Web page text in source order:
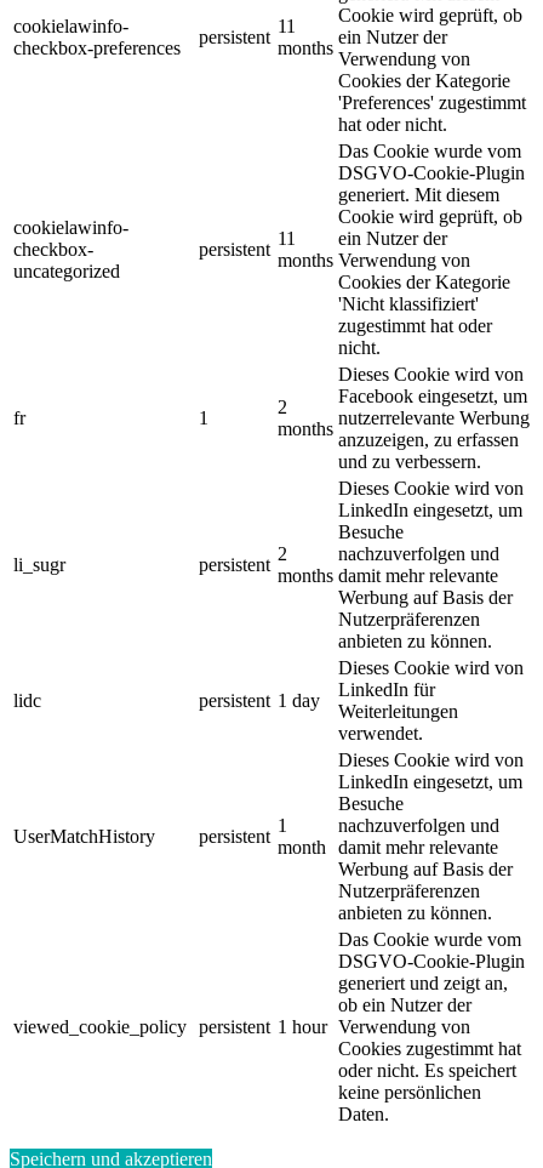
cookielawinfo-
checkbox-preferences
persistent
11
months
Cookie wird geprüft, ob
ein Nutzer der
Verwendung von
Cookies der Kategorie
'Preferences' zugestimmt
hat oder nicht.
cookielawinfo-
checkbox-
uncategorized
persistent
11
months
Das Cookie wurde vom
DSGVO-Cookie-Plugin
generiert. Mit diesem
Cookie wird geprüft, ob
ein Nutzer der
Verwendung von
Cookies der Kategorie
'Nicht klassifiziert'
zugestimmt hat oder
nicht.
fr 1
2
months
Dieses Cookie wird von
Facebook eingesetzt, um
nutzerrelevante Werbung
anzuzeigen, zu erfassen
und zu verbessern.
li_sugr persistent
2
months
Dieses Cookie wird von
LinkedIn eingesetzt, um
Besuche
nachzuverfolgen und
damit mehr relevante
Werbung auf Basis der
Nutzerpräferenzen
anbieten zu können.
lidc persistent 1 day
Dieses Cookie wird von
LinkedIn für
Weiterleitungen
verwendet.
UserMatchHistory persistent
1
month
Dieses Cookie wird von
LinkedIn eingesetzt, um
Besuche
nachzuverfolgen und
damit mehr relevante
Werbung auf Basis der
Nutzerpräferenzen
anbieten zu können.
viewed_cookie_policy persistent 1 hour
Das Cookie wurde vom
DSGVO-Cookie-Plugin
generiert und zeigt an,
ob ein Nutzer der
Verwendung von
Cookies zugestimmt hat
oder nicht. Es speichert
keine persönlichen
Daten.
Speichern und akzeptieren